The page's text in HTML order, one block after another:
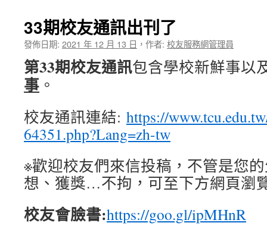
校
友
通
出
刊
33期校友通訊出刊了
發佈日期: 2021 年 12 月 13 日 ， 作者: 校友服務網管理員
第33期校友通訊包含學校新鮮事以
事 。
校友通訊連結: https://
64351.php?Lang=zh-tw
※歡迎校友們來信投稿，不管是您
想、獲獎…不拘，可至下方網頁瀏
校友會臉書:https://goo.gl/ipMHnR